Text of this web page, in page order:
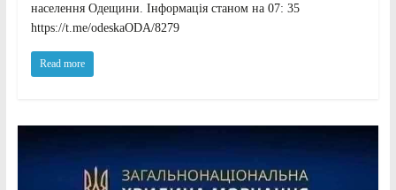
населення Одещини. Інформація станом на 07: 35
https://t.me/odeskaODA/8279
Read more